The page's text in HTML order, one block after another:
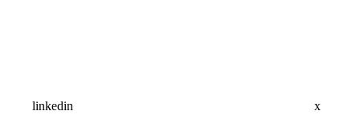
linkedin x